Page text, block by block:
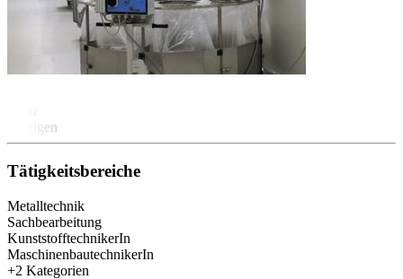
anzeigen
Tätigkeitsbereiche
Metalltechnik
Sachbearbeitung
KunststofftechnikerIn
MaschinenbautechnikerIn
+2 Kategorien